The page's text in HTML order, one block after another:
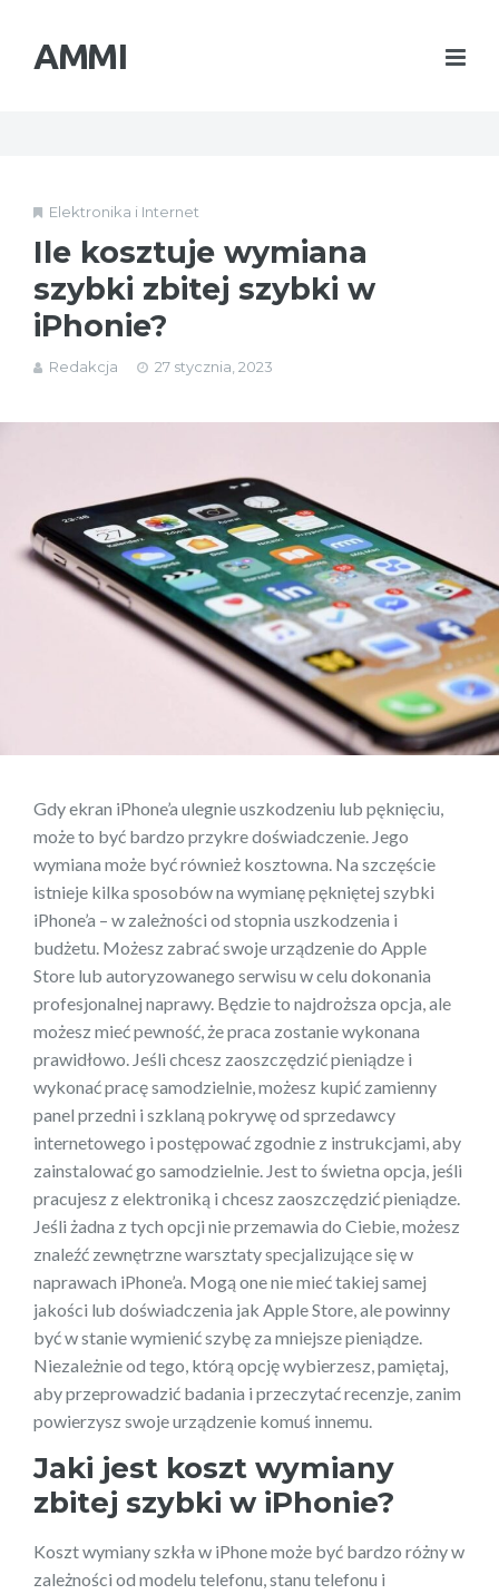
AMMI
Elektronika i Internet
Ile kosztuje wymiana
szybki zbitej szybki w
iPhonie?
Redakcja 27 stycznia, 2023
Gdy ekran iPhone’a ulegnie uszkodzeniu lub pęknięciu,
może to być bardzo przykre doświadczenie. Jego
wymiana może być również kosztowna. Na szczęście
istnieje kilka sposobów na wymianę pękniętej szybki
iPhone’a – w zależności od stopnia uszkodzenia i
budżetu. Możesz zabrać swoje urządzenie do Apple
Store lub autoryzowanego serwisu w celu dokonania
profesjonalnej naprawy. Będzie to najdroższa opcja, ale
możesz mieć pewność, że praca zostanie wykonana
prawidłowo. Jeśli chcesz zaoszczędzić pieniądze i
wykonać pracę samodzielnie, możesz kupić zamienny
panel przedni i szklaną pokrywę od sprzedawcy
internetowego i postępować zgodnie z instrukcjami, aby
zainstalować go samodzielnie. Jest to świetna opcja, jeśli
pracujesz z elektroniką i chcesz zaoszczędzić pieniądze.
Jeśli żadna z tych opcji nie przemawia do Ciebie, możesz
znaleźć zewnętrzne warsztaty specjalizujące się w
naprawach iPhone’a. Mogą one nie mieć takiej samej
jakości lub doświadczenia jak Apple Store, ale powinny
być w stanie wymienić szybę za mniejsze pieniądze.
Niezależnie od tego, którą opcję wybierzesz, pamiętaj,
aby przeprowadzić badania i przeczytać recenzje, zanim
powierzysz swoje urządzenie komuś innemu.
Jaki jest koszt wymiany
zbitej szybki w iPhonie?
Koszt wymiany szkła w iPhone może być bardzo różny w
zależności od modelu telefonu, stanu telefonu i